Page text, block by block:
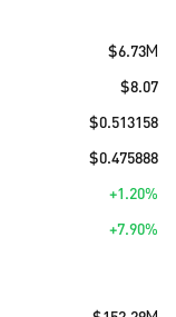
$6.73M
$8.07
$0.513158
$0.475888
+1.20%
+7.90%